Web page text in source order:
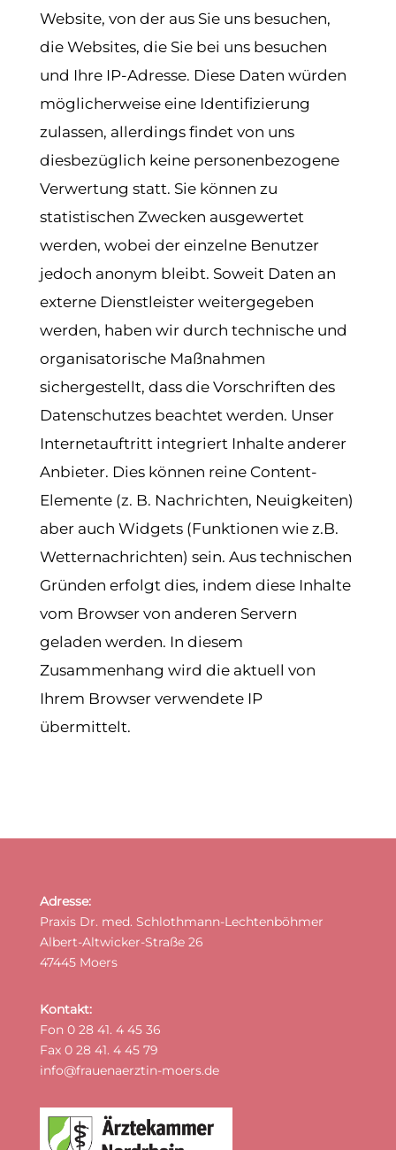
Website, von der aus Sie uns besuchen,
die Websites, die Sie bei uns besuchen
und Ihre IP-Adresse. Diese Daten würden
möglicherweise eine Identifizierung
zulassen, allerdings findet von uns
diesbezüglich keine personenbezogene
Verwertung statt. Sie können zu
statistischen Zwecken ausgewertet
werden, wobei der einzelne Benutzer
jedoch anonym bleibt. Soweit Daten an
externe Dienstleister weitergegeben
werden, haben wir durch technische und
organisatorische Maßnahmen
sichergestellt, dass die Vorschriften des
Datenschutzes beachtet werden. Unser
Internetauftritt integriert Inhalte anderer
Anbieter. Dies können reine Content-
Elemente (z. B. Nachrichten, Neuigkeiten)
aber auch Widgets (Funktionen wie z.B.
Wetternachrichten) sein. Aus technischen
Gründen erfolgt dies, indem diese Inhalte
vom Browser von anderen Servern
geladen werden. In diesem
Zusammenhang wird die aktuell von
Ihrem Browser verwendete IP
übermittelt.
Adresse:
Praxis Dr. med. Schlothmann-Lechtenböhmer
Albert-Altwicker-Straße 26
47445 Moers
Kontakt:
Fon 0 28 41. 4 45 36
Fax 0 28 41. 4 45 79
info@frauenaerztin-moers.de